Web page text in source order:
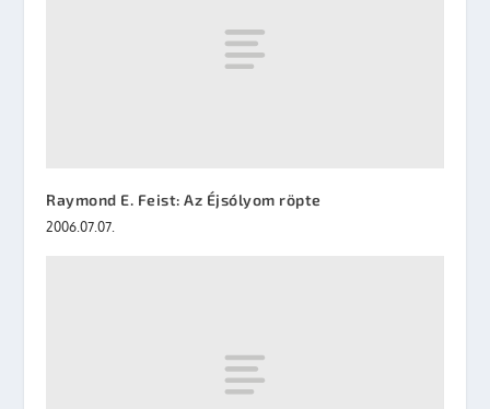
Raymond E. Feist: Az Éjsólyom röpte
2006.07.07.